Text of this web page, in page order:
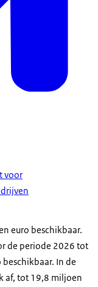
voor
euro beschikbaar.
de periode 2026 tot
In de
af, tot 19,8 miljoen